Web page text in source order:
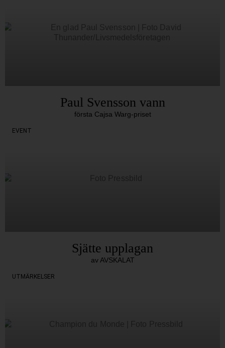
Paul Svensson vann
första Cajsa Warg-priset
EVENT
Sjätte upplagan
av AVSKALAT
UTMÄRKELSER